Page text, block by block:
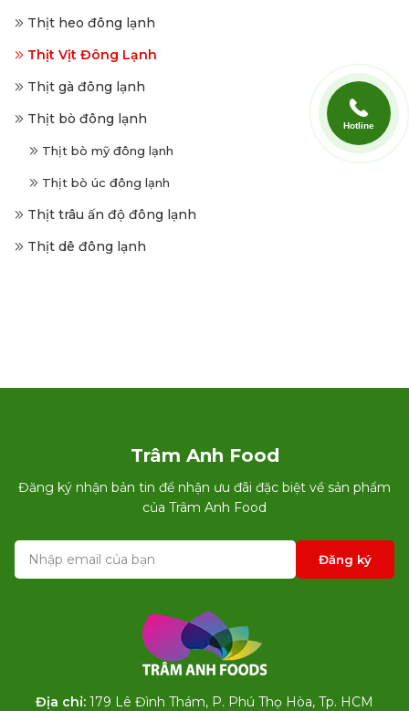
Thịt heo đông lạnh
Thịt Vịt Đông Lạnh
Thịt gà đông lạnh
Thịt bò đông lạnh
Thịt bò mỹ đông lạnh
Thịt bò úc đông lạnh
Thịt trâu ấn độ đông lạnh
Thịt dê đông lạnh
Trâm Anh Food
Đăng ký nhận bản tin để nhận ưu đãi đặc biệt về sản phẩm
của Trâm Anh Food
Đăng ký
Địa chỉ: 179 Lê Đình Thám, P. Phú Thọ Hòa, Tp. HCM
Hotline